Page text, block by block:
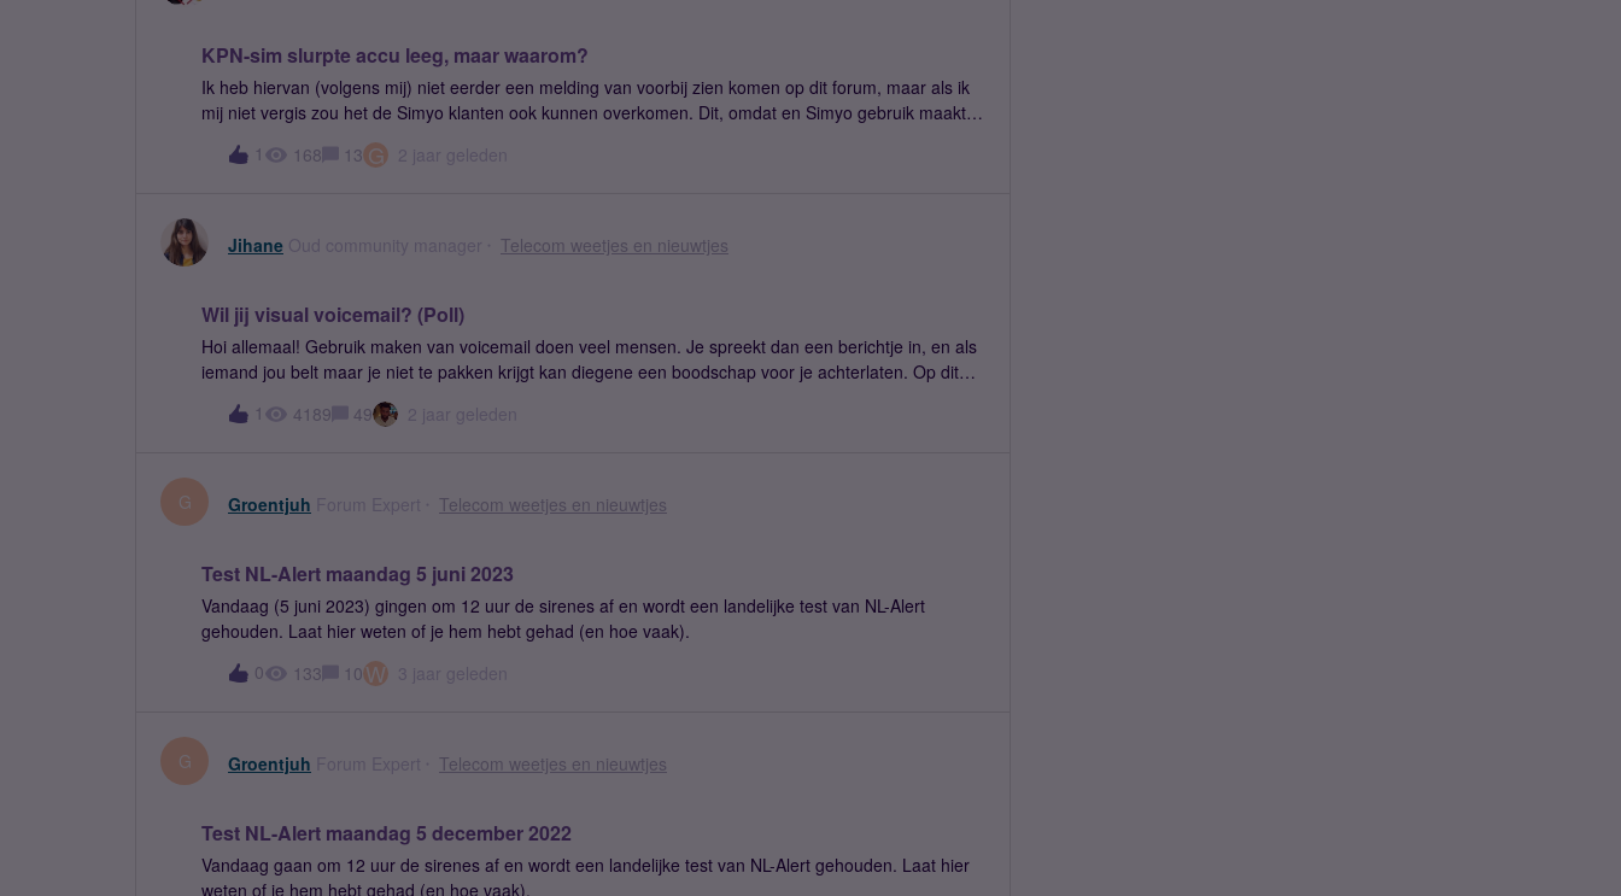
KPN-sim slurpte accu leeg, maar waarom?
Ik heb hiervan (volgens mij) niet eerder een melding van voorbij zien komen op dit forum, maar als ik
mij niet vergis zou het de Simyo klanten ook kunnen overkomen. Dit, omdat en Simyo gebruik maakt
van het KPN-Netwerk en ik wél regelmatig een post voorbij zie komen, waarbij klanten al dan niet op
verzoek van een mede-forummer of een Moderator, zelf aan de APN-instellingen gaan morrelen, wat
willekeurige telefoon wel een accu-drain ervaren. Zie hier het complete artikel: KPN stond voor
raadsel, tweaker kwam met oplossing.Wie heeft een vergelijkbare ervaring?@Groentjuh Heb jij hier
1 168 13 G 2 jaar geleden
Jihane Oud community manager Telecom weetjes en nieuwtjes
Wil jij visual voicemail? (Poll)
Hoi allemaal! Gebruik maken van voicemail doen veel mensen. Je spreekt dan een berichtje in, en als
iemand jou belt maar je niet te pakken krijgt kan diegene een boodschap voor je achterlaten. Op dit
moment bel je dan naar 1233 om je voicemail af te luisteren. Tegenwoordig bestaat er nieuwe
technologie om je voicemail visueel te maken. Je kunt dan naar elk voicemailbericht kijken en op 'play'
van visual voicemail? Als je naar beneden scrollt, kun je stemmen! Laat het mij weten! Groetjes,
Jihane
1 4189 49 2 jaar geleden
G Groentjuh Forum Expert Telecom weetjes en nieuwtjes
Test NL-Alert maandag 5 juni 2023
Vandaag (5 juni 2023) gingen om 12 uur de sirenes af en wordt een landelijke test van NL-Alert
gehouden. Laat hier weten of je hem hebt gehad (en hoe vaak).
0
133 10W 3 jaar geleden
G Groentjuh Forum Expert Telecom weetjes en nieuwtjes
Test NL-Alert maandag 5 december 2022
Vandaag gaan om 12 uur de sirenes af en wordt een landelijke test van NL-Alert gehouden. Laat hier
weten of je hem hebt gehad (en hoe vaak).